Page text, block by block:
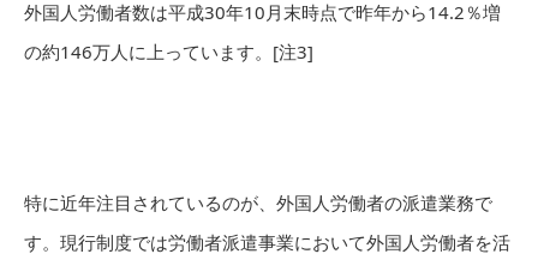
外国人労働者数は平成30年10月末時点で昨年から14.2％増
の約146万人に上っています。[注3]
特に近年注目されているのが、外国人労働者の派遣業務で
す。現行制度では労働者派遣事業において外国人労働者を活